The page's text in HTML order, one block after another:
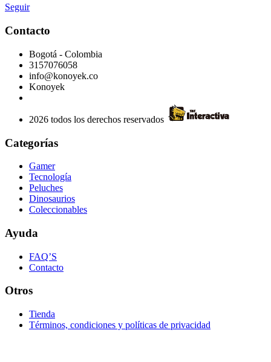
Seguir
Contacto
Bogotá - Colombia
3157076058
info@konoyek.co
Konoyek
2026 todos los derechos reservados
Categorías
Gamer
Tecnología
Peluches
Dinosaurios
Coleccionables
Ayuda
FAQ’S
Contacto
Otros
Tienda
Términos, condiciones y políticas de privacidad